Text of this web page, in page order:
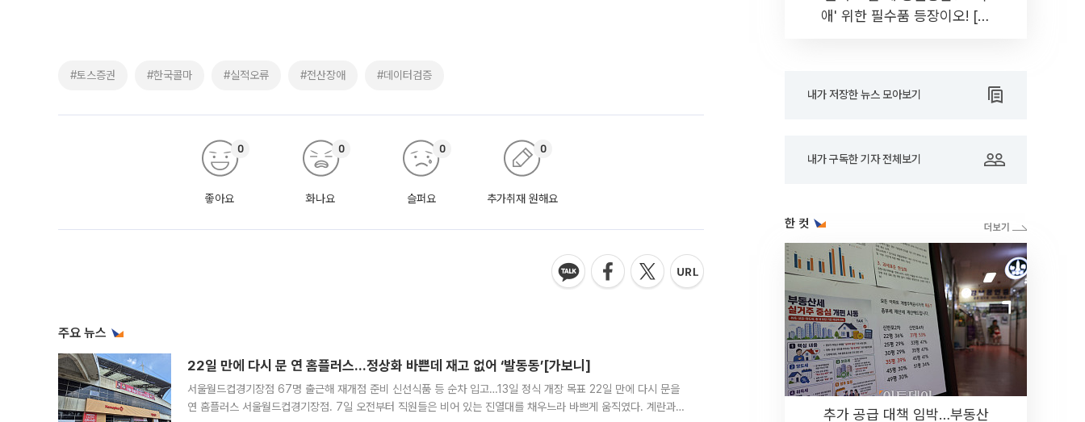
#토스증권 #한국콜마 #실적오류 #전산장애 #데이터검증
좋아요
0
화나요
0
슬퍼요
0
추가취재 원해요
0
주요 뉴스
22일 만에 다시 문 연 홈플러스…정상화 바쁜데 재고 없어 ‘발동동’[가보니]
서울월드컵경기장점 67명 출근해 재개점 준비 신선식품 등 순차 입고…13일 정식 개장 목표 22일 만에 다시 문을
연 홈플러스 서울월드컵경기장점. 7일 오전부터 직원들은 비어 있는 진열대를 채우느라 바쁘게 움직였다. 계란과
애' 위한 필수품 등장이오! [솔
내가 저장한 뉴스 모아보기
내가 구독한 기자 전체보기
한 컷
추가 공급 대책 임박…부동산